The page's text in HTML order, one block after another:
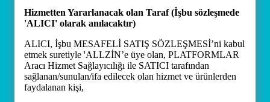
Hizmetten Yararlanacak olan Taraf (İşbu sözleşmede
'ALICI' olarak anılacaktır)
ALICI, İşbu MESAFELİ SATIŞ SÖZLEŞMESİ’ni kabul
etmek suretiyle 'ALLZİN’e üye olan, PLATFORMLAR
Aracı Hizmet Sağlayıcılığı ile SATICI tarafından
sağlanan/sunulan/ifa edilecek olan hizmet ve ürünlerden
faydalanan kişi,